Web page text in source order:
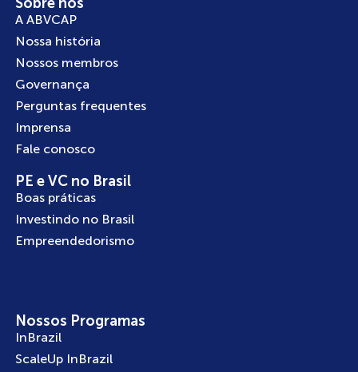
A ABVCAP
Nossa história
Nossos membros
Governança
Perguntas frequentes
Imprensa
Fale conosco
PE e VC no Brasil
Boas práticas
Investindo no Brasil
Empreendedorismo
Nossos Programas
InBrazil
ScaleUp InBrazil